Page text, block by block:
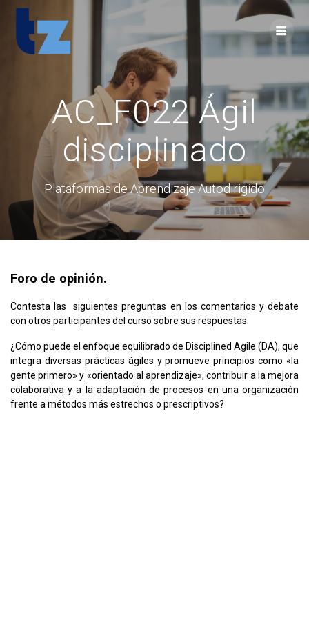
content
AC_F022 Ágil
disciplinado
Plataformas de Aprendizaje Autodirigido
Foro de opinión.
Contesta las siguientes preguntas en los comentarios y debate
con otros participantes del curso sobre sus respuestas.
¿Cómo puede el enfoque equilibrado de Disciplined Agile (DA), que
integra diversas prácticas ágiles y promueve principios como «la
gente primero» y «orientado al aprendizaje», contribuir a la mejora
colaborativa y a la adaptación de procesos en una organización
frente a métodos más estrechos o prescriptivos?